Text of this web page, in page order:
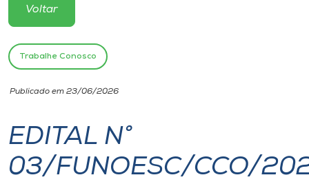
Portal de Ensino
Unoesc
Internacionalização
I.nova
Voltar
Trabalhe Conosco
Publicado em 23/06/2026
EDITAL N°
03/FUNOESC/CCO/